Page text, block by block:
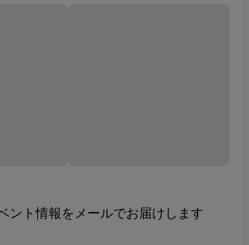
ント情報をメールでお届けします